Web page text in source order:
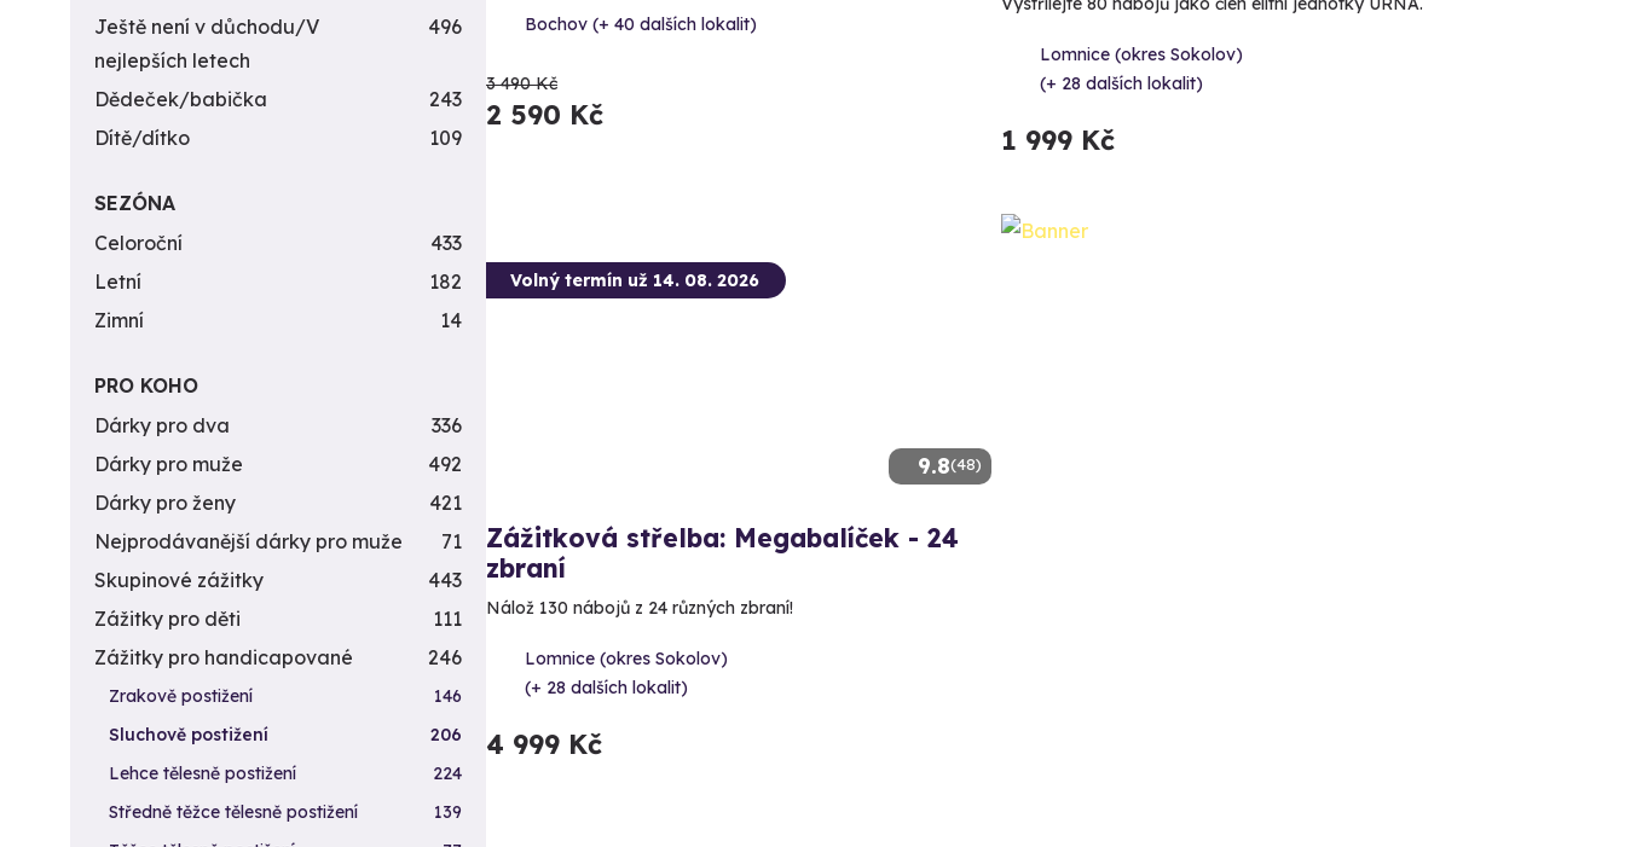
Bochov (+ 40 dalších lokalit)
3 490 Kč
2 590 Kč
Lomnice (okres Sokolov)
(+ 28 dalších lokalit)
1 999 Kč
9.8(48)
Volný termín už 14. 08. 2026
Zážitková střelba: Megabalíček - 24
zbraní
Nálož 130 nábojů z 24 různých zbraní!
Lomnice (okres Sokolov)
(+ 28 dalších lokalit)
4 999 Kč
Ještě není v důchodu/V
nejlepších letech
496
Dědeček/babička
243
Dítě/dítko
109
SEZÓNA
Celoroční
433
Letní
182
Zimní
14
PRO KOHO
Dárky pro dva
336
Dárky pro muže
492
Dárky pro ženy
421
Nejprodávanější dárky pro muže
71
Skupinové zážitky
443
Zážitky pro děti
111
Zážitky pro handicapované
246
Zrakově postižení
146
Sluchově postižení
206
Lehce tělesně postižení
224
Středně těžce tělesně postižení
139